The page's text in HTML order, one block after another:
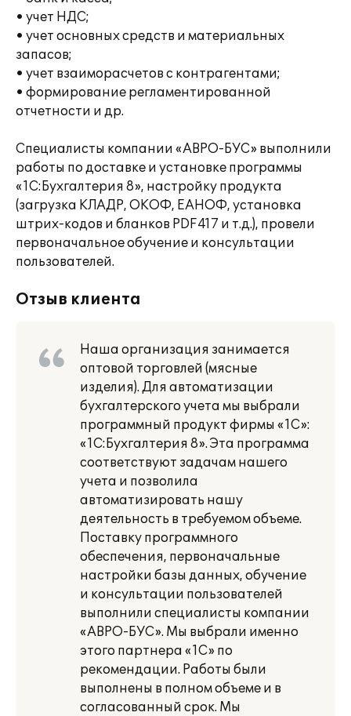
• учет НДС;
• учет основных средств и материальных
запасов;
• учет взаиморасчетов с контрагентами;
• формирование регламентированной
отчетности и др.
Специалисты компании «АВРО-БУС» выполнили
работы по доставке и установке программы
«1С:Бухгалтерия 8», настройку продукта
(загрузка КЛАДР, ОКОФ, ЕАНОФ, установка
штрих-кодов и бланков PDF417 и т.д.), провели
первоначальное обучение и консультации
пользователей.
Отзыв клиента
Наша организация занимается
оптовой торговлей (мясные
изделия). Для автоматизации
бухгалтерского учета мы выбрали
программный продукт фирмы «1С»:
«1С:Бухгалтерия 8». Эта программа
соответствуют задачам нашего
учета и позволила
автоматизировать нашу
деятельность в требуемом объеме.
Поставку программного
обеспечения, первоначальные
настройки базы данных, обучение
и консультации пользователей
выполнили специалисты компании
«АВРО-БУС». Мы выбрали именно
этого партнера «1С» по
рекомендации. Работы были
выполнены в полном объеме и в
согласованный срок. Мы